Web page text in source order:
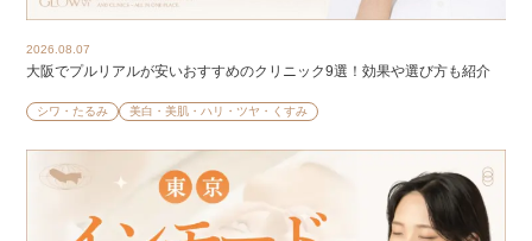
2026.08.07
大阪でプルリアルが安いおすすめのクリニック9選！効果や選び方も紹介
シワ・たるみ 美白・美肌・ハリ・ツヤ・くすみ